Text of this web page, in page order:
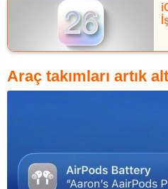
Araç takımları artık